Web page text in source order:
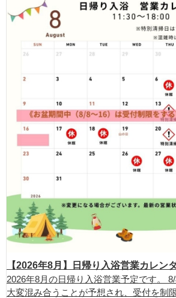
【2026年8月】日帰り入浴営業カレン
2026年8月の日帰り入浴営業予定です。
大変混み合うことが予想され、受付を制